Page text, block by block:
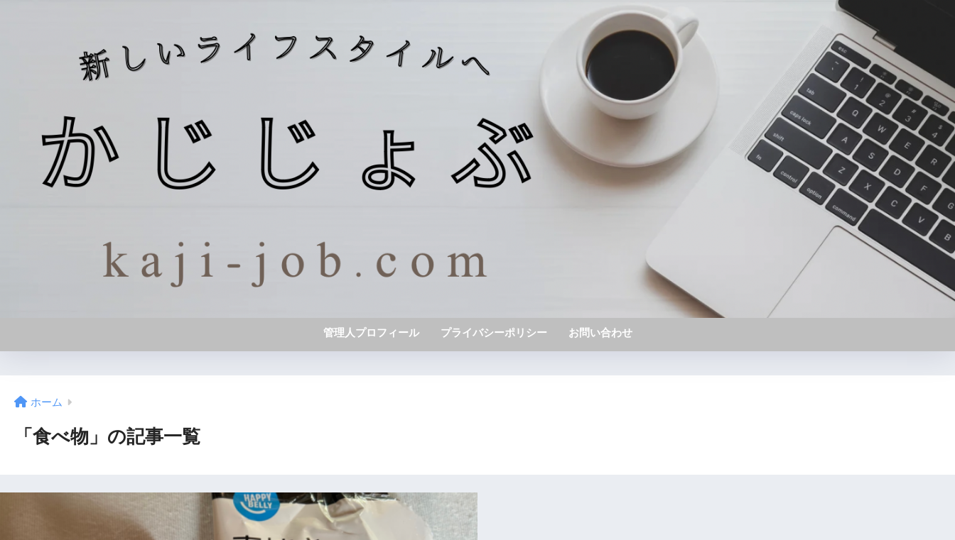
管理人プロフィール プライバシーポリシー お問い合わせ
ホーム
「食べ物」の記事一覧